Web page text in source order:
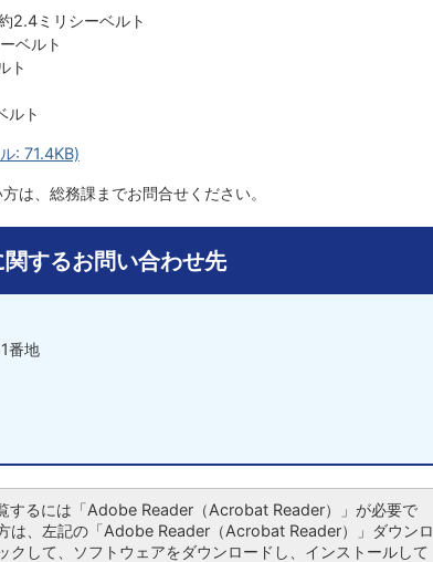
2.4ミリシーベルト
ベルト
ト
ルト
: 71.4KB)
は、総務課までお問合せください。
するお問い合わせ先
番地
するには「Adobe Reader（Acrobat Reader）」が必要で
は、左記の「Adobe Reader（Acrobat Reader）」ダウンロ
クして、ソフトウェアをダウンロードし、インストールして